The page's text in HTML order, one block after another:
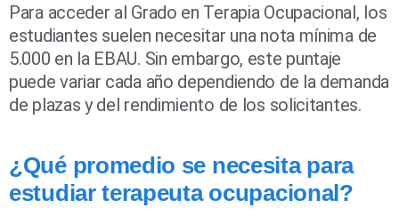
Para acceder al Grado en Terapia Ocupacional, los
estudiantes suelen necesitar una nota mínima de
5.000 en la EBAU. Sin embargo, este puntaje
puede variar cada año dependiendo de la demanda
de plazas y del rendimiento de los solicitantes.
¿Qué promedio se necesita para
estudiar terapeuta ocupacional?